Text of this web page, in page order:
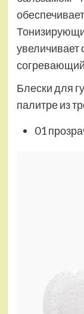
увеличивает
Блески для
палитре из
01